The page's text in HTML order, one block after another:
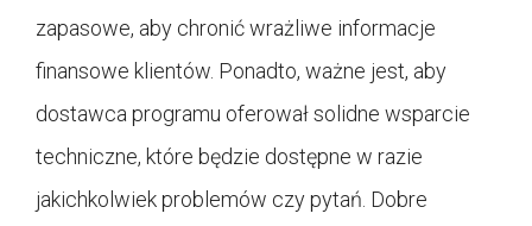
zapasowe, aby chronić wrażliwe informacje
finansowe klientów. Ponadto, ważne jest, aby
dostawca programu oferował solidne wsparcie
techniczne, które będzie dostępne w razie
jakichkolwiek problemów czy pytań. Dobre